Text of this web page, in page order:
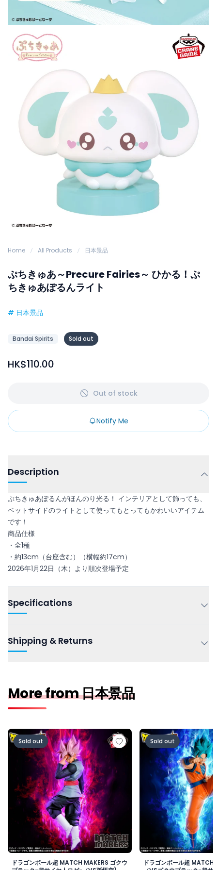
Home All Products 日本景品
ぷちきゅあ～Precure Fairies～ ひかる！ぷ
ちきゅあぽるんライト
# 日本景品
Bandai Spirits Sold out
HK$110.00
Out of stock
Notify Me
Description
ぷちきゅあぽるんがほんのり光る！ インテリアとして飾っても、
ベットサイドのライトとして使ってもとってもかわいいアイテム
です！
商品仕様
・全1種
・約13cm（台座含む）（横幅約17cm）
2026年1月22日（木）より順次登場予定
Specifications
Shipping & Returns
More from 日本景品
ドラゴンボール超 MATCH MAKERS ゴクウブラック-超サ
Sold out
ドラゴンボール超 MATCH MAKERS ゴクウ
ドラゴンボール超
Sold out
ドラゴンボール超 MATCH